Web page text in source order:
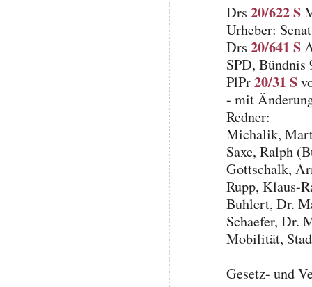
Drs 20/622 S
Urheber: Senat
Drs 20/641 S
SPD,
PlPr20/31 S
- mit
Redner:
Michalik,
Saxe, Ralph
Gottschalk,
Rupp, Klaus-
Buhlert, Dr.
Schaefer, Dr.
Mobilität,
Gesetz- und